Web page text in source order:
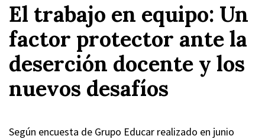
El trabajo en equipo: Un
factor protector ante la
deserción docente y los
nuevos desafíos
Según encuesta de Grupo Educar realizado en junio